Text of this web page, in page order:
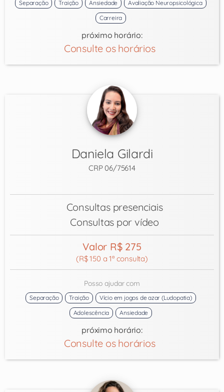
Separação Traição Ansiedade
Avaliação Neuropsicológica
Carreira
próximo horário:
Consulte os horários
Daniela Gilardi
CRP 06/75614
Consultas presenciais
Consultas por vídeo
Valor R$ 275
(R$ 150 a 1ª consulta)
Posso ajudar com
Separação Traição
Vício em jogos de azar (Ludopatia)
Adolescência
Ansiedade
próximo horário:
Consulte os horários